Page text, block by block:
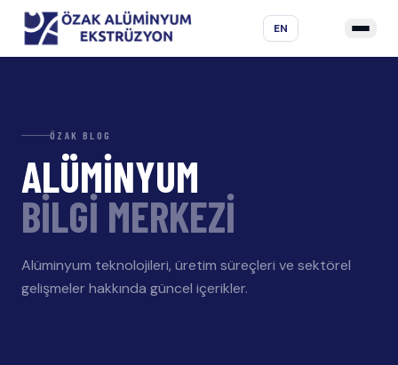
EN
ÖZAK BLOG
ALÜMİNYUM
BİLGİ MERKEZİ
Alüminyum teknolojileri, üretim süreçleri ve sektörel
gelişmeler hakkında güncel içerikler.